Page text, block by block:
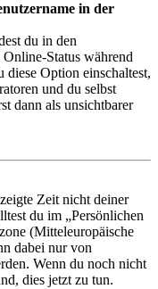
in der
du in den
Status während
diese Option einschaltest,
und du selbst
dann als unsichtbarer
Zeit nicht deiner
du im „Persönlichen
(Mitteleuropäische
dabei nur von
Wenn du noch nicht
dies jetzt zu tun.